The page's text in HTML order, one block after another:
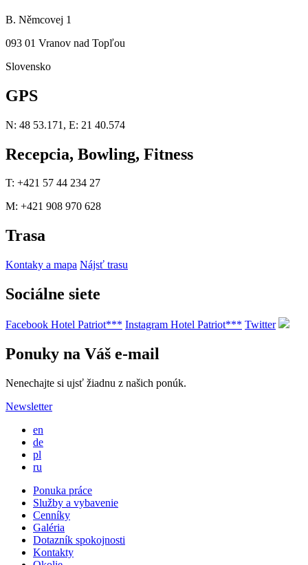
B. Němcovej 1
093 01 Vranov nad Topľou
Slovensko
GPS
N: 48 53.171, E: 21 40.574
Recepcia, Bowling, Fitness
T: +421 57 44 234 27
M: +421 908 970 628
Trasa
Kontaky a mapa Nájsť trasu
Sociálne siete
Facebook Hotel Patriot*** Instagram Hotel Patriot*** Twitter
Ponuky na Váš e-mail
Nenechajte si ujsť žiadnu z našich ponúk.
Newsletter
en
de
pl
ru
Ponuka práce
Služby a vybavenie
Cenníky
Galéria
Dotazník spokojnosti
Kontakty